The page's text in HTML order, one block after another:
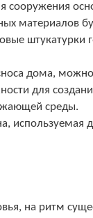
сооружения
материалов
штукатурки
дома,
для
среды.
используемая
на ритм